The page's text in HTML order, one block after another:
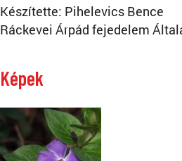
Készítette: Pihelevics Bence
Ráckevei Árpád fejedelem
Képek